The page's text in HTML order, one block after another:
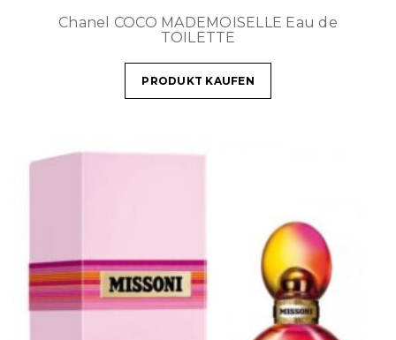
Chanel COCO MADEMOISELLE Eau de
TOILETTE
PRODUKT KAUFEN